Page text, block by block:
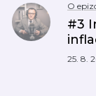
O
#3
25. 8.